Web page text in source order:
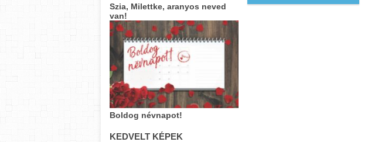
Szia, Milettke, aranyos neved
van!
Boldog névnapot!
KEDVELT KÉPEK